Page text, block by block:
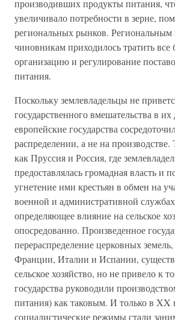
производивших продукты питания,
увеличивало потребности в зерне,
региональных рынков.
чиновникам приходилось тратить
организацию и регулирование
питания.
Поскольку землевладельцы не
государственного вмешательства в их
европейские государства
распределении, а не на производстве.
как Пруссия и Россия, где
предоставлялась громадная власть и
угнетение ими крестьян в обмен на
военной и административной
определяющее влияние на сельское
опосредованно. Произведенное
перераспределение церковных
Франции, Италии и Испании,
сельское хозяйство, но не привело к
государства руководили
питания) как таковым. И только в XX
социалистические режимы стали